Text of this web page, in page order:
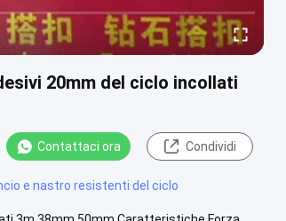
20mm del ciclo incollati
Contattaci ora Condividi
e nastro resistenti del ciclo